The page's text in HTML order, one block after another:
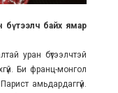
бүтээлч байх ямар
уран бүтээлчтэй
Би франц-монгол
амьдардаггүй.